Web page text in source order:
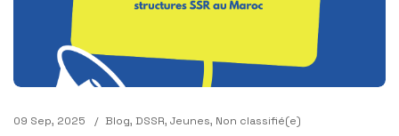
09 Sep, 2025 Blog, DSSR, Jeunes, Non classifié(e)